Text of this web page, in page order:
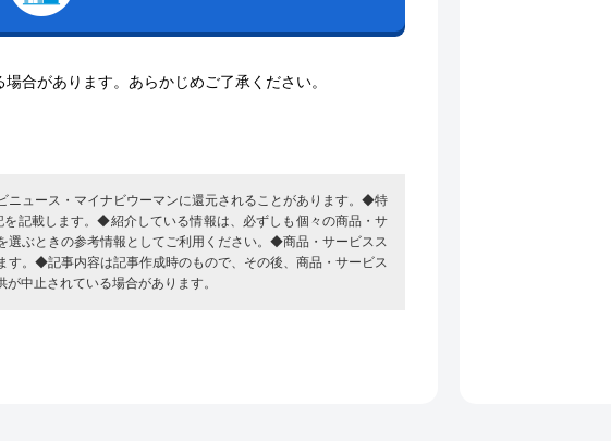
合があります。あらかじめご了承ください。
ュース・マイナビウーマンに還元されることがあります。◆特
記載します。◆紹介している情報は、必ずしも個々の商品・サ
ぶときの参考情報としてご利用ください。◆商品・サービスス
。◆記事内容は記事作成時のもので、その後、商品・サービス
中止されている場合があります。